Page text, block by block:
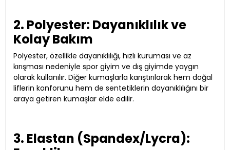
2. Polyester: Dayanıklılık ve
Kolay Bakım
Polyester, özellikle dayanıklılığı, hızlı kuruması ve az
kırışması nedeniyle spor giyim ve dış giyimde yaygın
olarak kullanılır. Diğer kumaşlarla karıştırılarak hem doğal
liflerin konforunu hem de sentetiklerin dayanıklılığını bir
araya getiren kumaşlar elde edilir.
3. Elastan (Spandex/Lycra):